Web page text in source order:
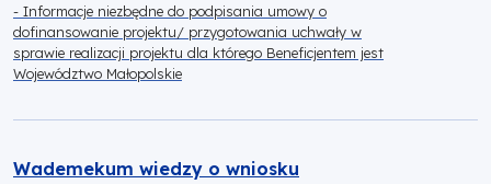
- Informacje niezbędne do podpisania umowy o
dofinansowanie projektu/ przygotowania uchwały w
sprawie realizacji projektu dla którego Beneficjentem jest
Województwo Małopolskie
Wademekum wiedzy o wniosku